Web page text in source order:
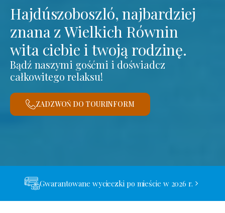
Hajdúszoboszló, najbardziej
znana z Wielkich Równin
wita ciebie i twoją rodzinę.
Bądź naszymi gośćmi i doświadcz
całkowitego relaksu!
ZADZWOŃ DO TOURINFORM
Gwarantowane wycieczki po mieście w 2026 r.